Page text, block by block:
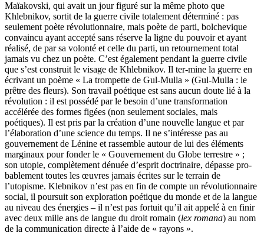
Maïakovski, qui avait un jour figuré sur la même photo que
Khlebnikov, sortit de la guerre civile totalement déterminé : pas
seulement poète révo­lutionnaire, mais poète de parti, bolchevique
convaincu ayant accepté sans réserve la ligne du pouvoir et ayant
réalisé, de par sa volonté et celle du parti, un retournement total
jamais vu chez un poète. C’est également pendant la guerre civile
que s’est construit le visage de Khlebnikov. Il ter-mine la guerre en
écrivant un poème « La trompette de Gul-Mulla » (Gul-Mulla : le
prêtre des fleurs). Son travail poétique est sans aucun doute lié à la
révolution : il est possédé par le besoin d’une transformation
accélérée des formes figées (non seulement sociales, mais
poétiques). Il est pris par la création d’une nouvelle langue et par
l’élaboration d’une science du temps. Il ne s’intéresse pas au
gouvernement de Lénine et rassemble autour de lui des éléments
marginaux pour fonder le « Gouvernement du Globe ter­restre » ;
son utopie, complètement dénuée d’esprit doctrinaire, dépasse pro­
bablement toutes les œuvres jamais écrites sur le terrain de
l’utopisme. Klebnikov n’est pas en fin de compte un révolutionnaire
social, il poursuit son exploration poétique du monde et de la langue
au niveau des énergies – il n’est pas fortuit qu’il ait appelé à en finir
avec deux mille ans de langue du droit romain (lex romana) au nom
de la communication directe à l’aide de « rayons ».